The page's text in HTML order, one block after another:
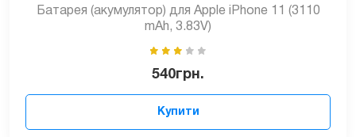
Батарея (акумулятор) для Apple iPhone 11 (3110
mAh, 3.83V)
540грн.
Купити